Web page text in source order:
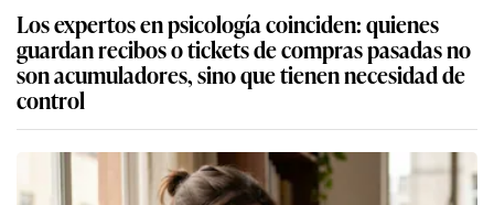
Los expertos en psicología coinciden: quienes
guardan recibos o tickets de compras pasadas no
son acumuladores, sino que tienen necesidad de
control